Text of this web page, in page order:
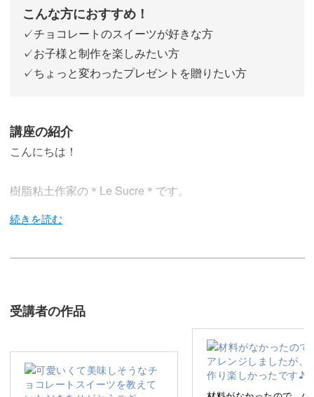
こんな方におすすめ！
✓チョコレートのスイーツが好きな方
✓お子様と制作を楽しみたい方
✓ちょっと変わったプレゼントを贈りたい方
講座の紹介
こんにちは！
樹脂粘土作家の＊Le Sucre＊です。
ティラミス、フォンダンショコラ、ボンボンショコラと、
思わず食べたくなるスイーツを集めました♪
受講者の作品